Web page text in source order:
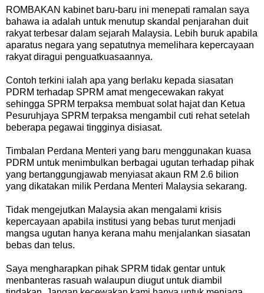
ROMBAKAN kabinet baru-baru ini menepati ramalan saya
bahawa ia adalah untuk menutup skandal penjarahan duit
rakyat terbesar dalam sejarah Malaysia. Lebih buruk apabila
aparatus negara yang sepatutnya memelihara kepercayaan
rakyat diragui penguatkuasaannya.
Contoh terkini ialah apa yang berlaku kepada siasatan
PDRM terhadap SPRM amat mengecewakan rakyat
sehingga SPRM terpaksa membuat solat hajat dan Ketua
Pesuruhjaya SPRM terpaksa mengambil cuti rehat setelah
beberapa pegawai tingginya disiasat.
Timbalan Perdana Menteri yang baru menggunakan kuasa
PDRM untuk menimbulkan berbagai ugutan terhadap pihak
yang bertanggungjawab menyiasat akaun RM 2.6 bilion
yang dikatakan milik Perdana Menteri Malaysia sekarang.
Tidak mengejutkan Malaysia akan mengalami krisis
kepercayaan apabila institusi yang bebas turut menjadi
mangsa ugutan hanya kerana mahu menjalankan siasatan
bebas dan telus.
Saya mengharapkan pihak SPRM tidak gentar untuk
menbanteras rasuah walaupun diugut untuk diambil